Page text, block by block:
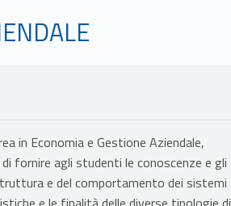
in Economia e Gestione Aziendale,
fornire agli studenti le conoscenze e gli
e del comportamento dei sistemi